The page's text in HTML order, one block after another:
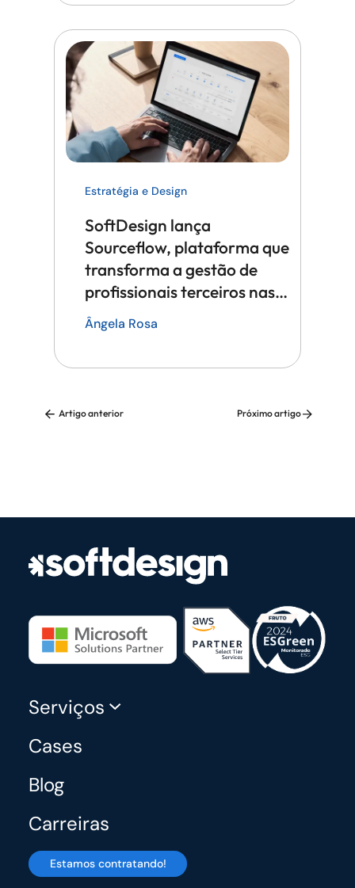
Estratégia e Design
SoftDesign lança
Sourceflow, plataforma que
transforma a gestão de
profissionais terceiros nas
grandes empresas
Ângela Rosa
Artigo anterior Próximo artigo
Serviços
Cases
Blog
Carreiras
Estamos contratando!